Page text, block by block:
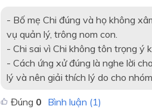
- Bố mẹ Chi đúng và họ không
vụ quản lý, trông nom con.
- Chi sai vì Chi không tôn trọng ý
- Cách ứng xử đúng là nghe lời
lý và nên giải thích lý do cho
Đúng 0 Bình luận (1)